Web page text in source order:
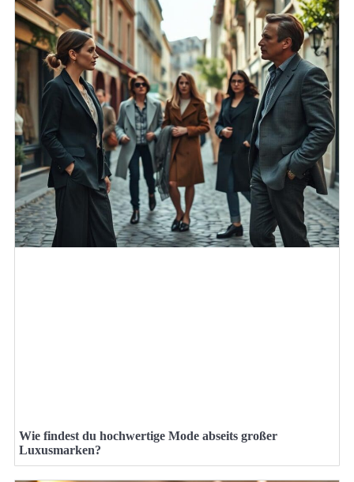
Wie findest du hochwertige Mode abseits großer
Luxusmarken?